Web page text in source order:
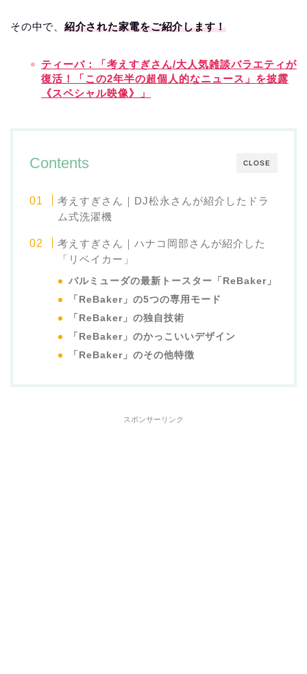
その中で、 紹介された家電をご紹介します！
ティーバ：「考えすぎさん/大人気雑談バラエティが
復活！「この2年半の超個人的なニュース」を披露
《スペシャル映像》」
CLOSE
Contents
考えすぎさん｜DJ松永さんが紹介したドラ
ム式洗濯機
考えすぎさん｜ハナコ岡部さんが紹介した
「リベイカー」
バルミューダの最新トースター「ReBaker」
「ReBaker」の5つの専用モード
「ReBaker」の独自技術
「ReBaker」のかっこいいデザイン
「ReBaker」のその他特徴
スポンサーリンク